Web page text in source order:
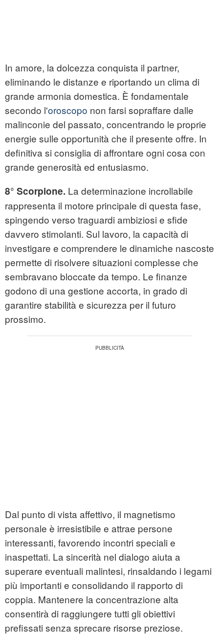
In amore, la dolcezza conquista il partner,
eliminando le distanze e riportando un clima di
grande armonia domestica. È fondamentale
secondo l'oroscopo non farsi sopraffare dalle
malinconie del passato, concentrando le proprie
energie sulle opportunità che il presente offre. In
definitiva si consiglia di affrontare ogni cosa con
grande generosità ed entusiasmo.
8° Scorpione. La determinazione incrollabile
rappresenta il motore principale di questa fase,
spingendo verso traguardi ambiziosi e sfide
davvero stimolanti. Sul lavoro, la capacità di
investigare e comprendere le dinamiche nascoste
permette di risolvere situazioni complesse che
sembravano bloccate da tempo. Le finanze
godono di una gestione accorta, in grado di
garantire stabilità e sicurezza per il futuro
prossimo.
Dal punto di vista affettivo, il magnetismo
personale è irresistibile e attrae persone
interessanti, favorendo incontri speciali e
inaspettati. La sincerità nel dialogo aiuta a
superare eventuali malintesi, rinsaldando i legami
più importanti e consolidando il rapporto di
coppia. Mantenere la concentrazione alta
consentirà di raggiungere tutti gli obiettivi
prefissati senza sprecare risorse preziose.